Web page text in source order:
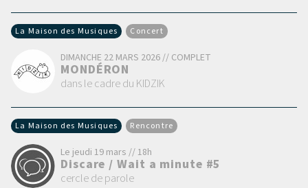
La Maison des Musiques Concert
DIMANCHE 22 MARS 2026 // COMPLET
MONDÉRON
dans le cadre du KIDZIK
La Maison des Musiques Rencontre
Le jeudi 19 mars // 18h
Discare / Wait a minute #5
cercle de parole